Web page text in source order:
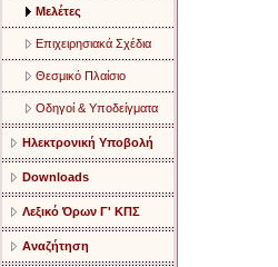
Μελέτες
Επιχειρησιακά Σχέδια
Θεσμικό Πλαίσιο
Οδηγοί & Υποδείγματα
Ηλεκτρονική Υποβολή
Downloads
Λεξικό Όρων Γ' ΚΠΣ
Αναζήτηση